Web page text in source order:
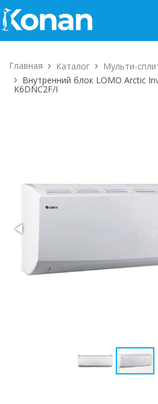
Главная Каталог Мульти-
Внутренний блок LOMO Arctic
K6DNC2F/I